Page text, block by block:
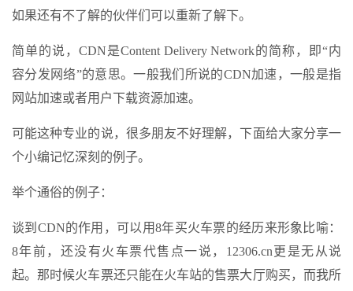
如果还有不了解的伙伴们可以重新了解下。
简单的说，CDN是Content Delivery Network的简称，即“内
容分发网络”的意思。一般我们所说的CDN加速，一般是指
网站加速或者用户下载资源加速。
可能这种专业的说，很多朋友不好理解，下面给大家分享一
个小编记忆深刻的例子。
举个通俗的例子：
谈到CDN的作用，可以用8年买火车票的经历来形象比喻：
8年前，还没有火车票代售点一说，12306.cn更是无从说
起。那时候火车票还只能在火车站的售票大厅购买，而我所